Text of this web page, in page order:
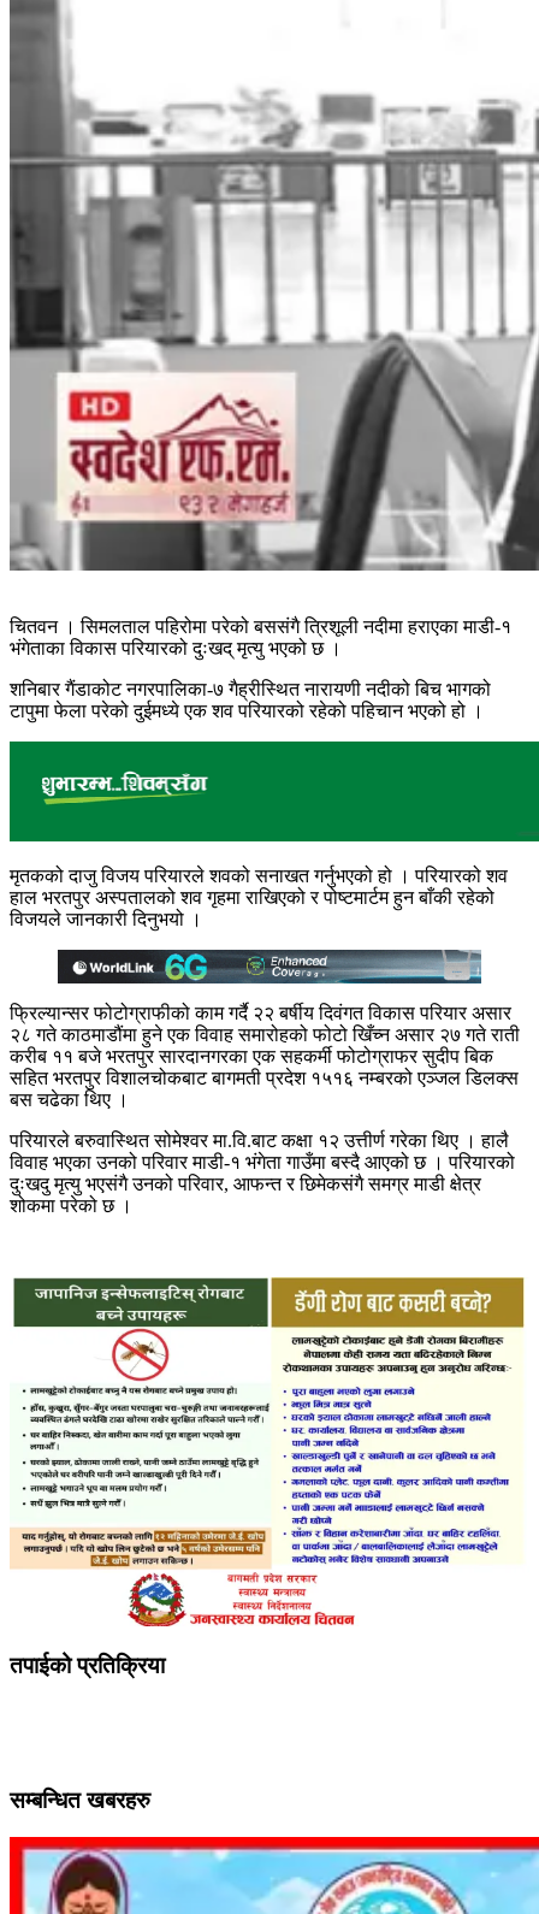
चितवन । सिमलताल पहिरोमा परेको बससंगै त्रिशूली नदीमा हराएका माडी-१
भंगेताका विकास परियारको दुःखद् मृत्यु भएको छ ।
शनिबार गैंडाकोट नगरपालिका-७ गैह्रीस्थित नारायणी नदीको बिच भागको
टापुमा फेला परेको दुईमध्ये एक शव परियारको रहेको पहिचान भएको हो ।
मृतकको दाजु विजय परियारले शवको सनाखत गर्नुभएको हो । परियारको शव
हाल भरतपुर अस्पतालको शव गृहमा राखिएको र पोष्टमार्टम हुन बाँकी रहेको
विजयले जानकारी दिनुभयो ।
फ्रिल्यान्सर फोटोग्राफीको काम गर्दै २२ बर्षीय दिवंगत विकास परियार असार
२८ गते काठमाडौंमा हुने एक विवाह समारोहको फोटो खिँच्न असार २७ गते राती
करीब ११ बजे भरतपुर सारदानगरका एक सहकर्मी फोटोग्राफर सुदीप बिक
सहित भरतपुर विशालचोकबाट बागमती प्रदेश १५१६ नम्बरको एञ्जल डिलक्स
बस चढेका थिए ।
परियारले बरुवास्थित सोमेश्वर मा.वि.बाट कक्षा १२ उत्तीर्ण गरेका थिए । हालै
विवाह भएका उनको परिवार माडी-१ भंगेता गाउँमा बस्दै आएको छ । परियारको
दुःखदु मृत्यु भएसंगै उनको परिवार, आफन्त र छिमेकसंगै समग्र माडी क्षेत्र
शोकमा परेको छ ।
तपाईको प्रतिक्रिया
सम्बन्धित खबरहरु